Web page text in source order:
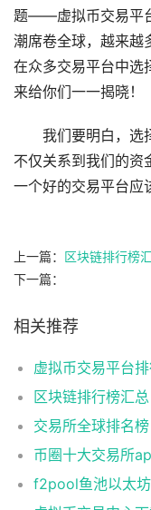
题——虚拟币交易平
潮席卷全球，越来越
在众多交易平台中选
来给你们一一揭晓！
我们要明白，选
不仅关系到我们的资
一个好的交易平台应
上一篇： 区块链排行榜
下一篇：
相关推荐
虚拟币交易平台
区块链排行榜汇
交易所全球排名
币圈十大交易所
f2pool鱼池以太